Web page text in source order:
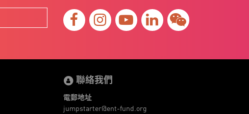
聯絡我們
電郵地址
jumpstarter@ent-fund.org